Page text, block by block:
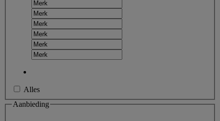
Alles
Aanbieding